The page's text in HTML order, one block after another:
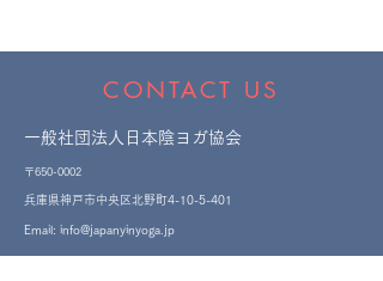
CONTACT US
一般社団法人日本陰ヨガ協会
〒650-0002
​兵庫県神戸市中央区北野町4-10-5-401
Email: info@japanyinyoga.jp